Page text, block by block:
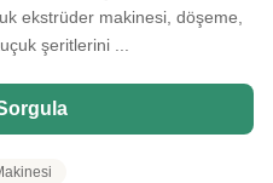
ekstrüder makinesi, döşeme,
şeritlerini ...